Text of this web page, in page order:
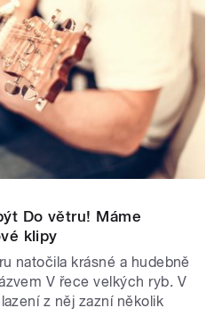
Do větru! Máme
klipy
natočila krásné a hudebně
V řece velkých ryb. V
z něj zazní několik